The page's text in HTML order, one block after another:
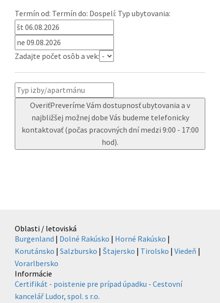
Termín od: Termín do: Dospelí: Typ ubytovania:
Zadajte počet osôb a vek:
OveriťPreveríme Vám dostupnosť ubytovania a v
najbližšej možnej dobe Vás budeme telefonicky
kontaktovať (počas pracovných dní medzi 9:00 - 17:00
hod).
Oblasti / letoviská
Burgenland | Dolné Rakúsko | Horné Rakúsko |
Korutánsko | Salzbursko | Štajersko | Tirolsko | Viedeň |
Vorarlbersko
Informácie
Certifikát - poistenie pre prípad úpadku - Cestovní
kancelář Ludor, spol. s r.o.